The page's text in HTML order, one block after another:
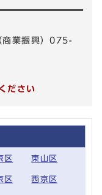
業振興）075-
ださい
区 東山区
区 西京区